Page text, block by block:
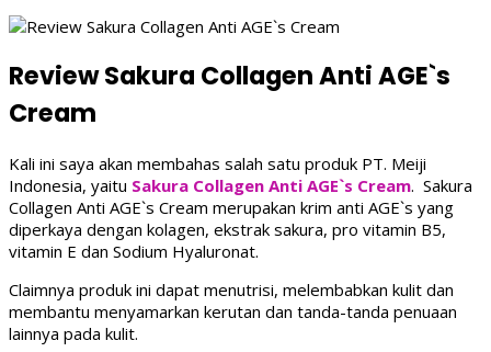
Review Sakura Collagen Anti AGE`s
Cream
Kali ini saya akan membahas salah satu produk PT. Meiji
Indonesia, yaitu Sakura Collagen Anti AGE`s Cream. Sakura
Collagen Anti AGE`s Cream merupakan krim anti AGE`s yang
diperkaya dengan kolagen, ekstrak sakura, pro vitamin B5,
vitamin E dan Sodium Hyaluronat.
Claimnya produk ini dapat menutrisi, melembabkan kulit dan
membantu menyamarkan kerutan dan tanda-tanda penuaan
lainnya pada kulit.